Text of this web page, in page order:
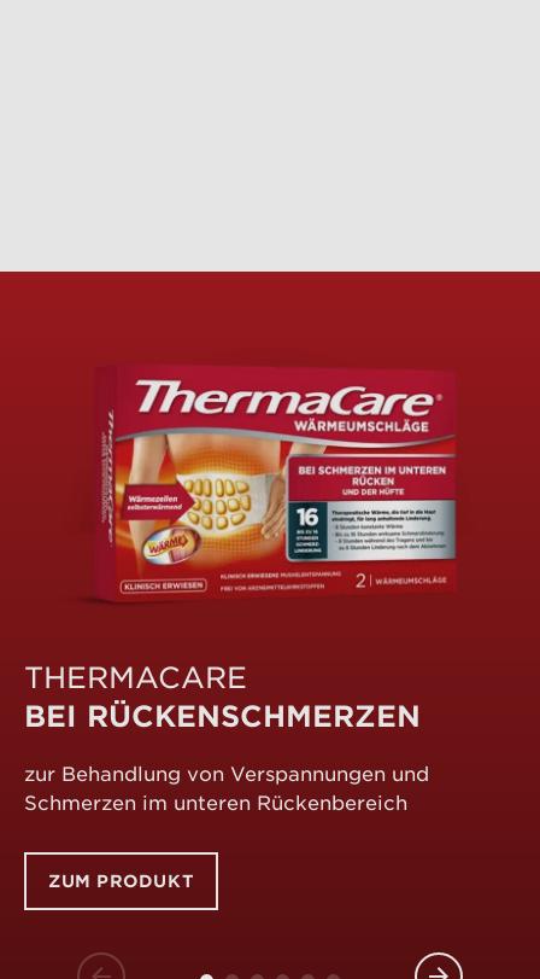
THERMACARE
BEI RÜCKENSCHMERZEN
zur Behandlung von Verspannungen und
Schmerzen im unteren Rückenbereich
ZUM PRODUKT